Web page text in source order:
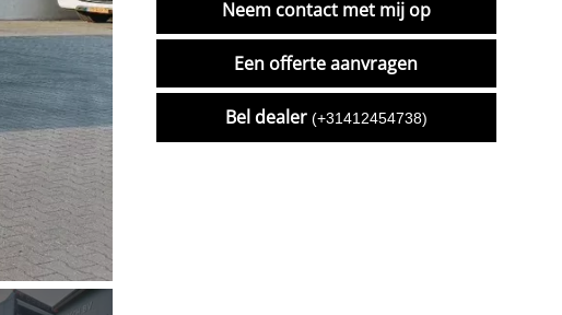
Neem contact met mij op
Een offerte aanvragen
Bel dealer (+31412454738)